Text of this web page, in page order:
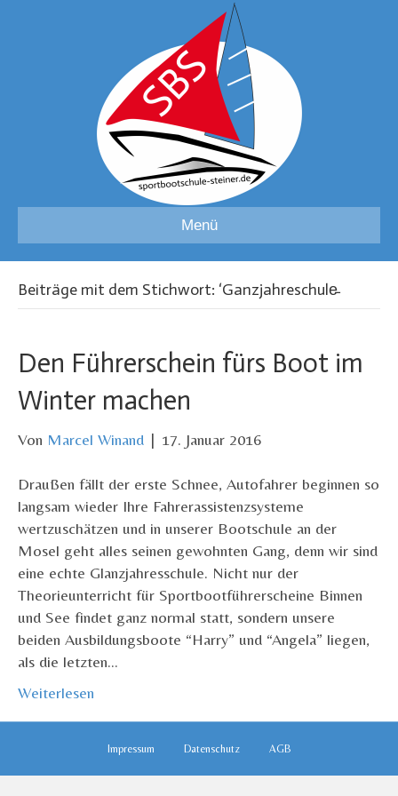
Menü
Beiträge mit dem Stichwort: ‘Ganzjahreschule̵
Den Führerschein fürs Boot im
Winter machen
Von Marcel Winand | 17. Januar 2016
Draußen fällt der erste Schnee, Autofahrer beginnen so
langsam wieder Ihre Fahrerassistenzsysteme
wertzuschätzen und in unserer Bootschule an der
Mosel geht alles seinen gewohnten Gang, denn wir sind
eine echte Glanzjahresschule. Nicht nur der
Theorieunterricht für Sportbootführerscheine Binnen
und See findet ganz normal statt, sondern unsere
beiden Ausbildungsboote “Harry” und “Angela” liegen,
als die letzten…
Weiterlesen
Impressum Datenschutz AGB